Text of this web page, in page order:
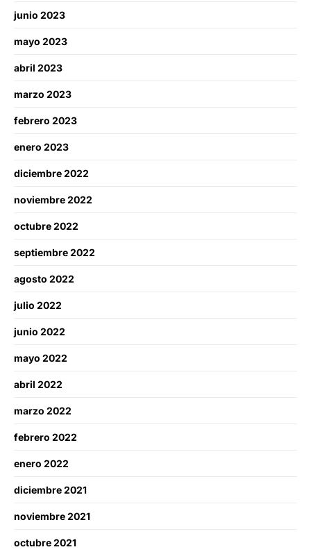
junio 2023
mayo 2023
abril 2023
marzo 2023
febrero 2023
enero 2023
diciembre 2022
noviembre 2022
octubre 2022
septiembre 2022
agosto 2022
julio 2022
junio 2022
mayo 2022
abril 2022
marzo 2022
febrero 2022
enero 2022
diciembre 2021
noviembre 2021
octubre 2021